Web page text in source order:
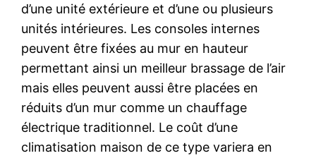
d’une unité extérieure et d’une ou plusieurs
unités intérieures. Les consoles internes
peuvent être fixées au mur en hauteur
permettant ainsi un meilleur brassage de l’air
mais elles peuvent aussi être placées en
réduits d’un mur comme un chauffage
électrique traditionnel. Le coût d’une
climatisation maison de ce type variera en